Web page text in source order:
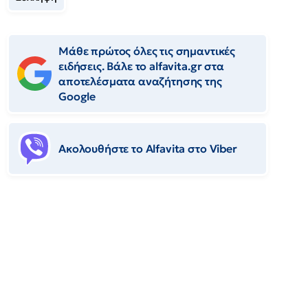
Μάθε πρώτος όλες τις σημαντικές
ειδήσεις. Βάλε το alfavita.gr στα
αποτελέσματα αναζήτησης της
Google
Ακολουθήστε το Αlfavita στο Viber